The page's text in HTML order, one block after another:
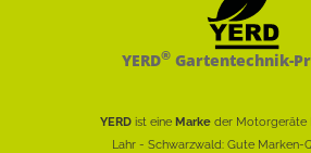
YERD®Gartentechnik-
YERD ist eine Marke der Motorgeräte
Lahr - Schwarzwald: Gute Marken-